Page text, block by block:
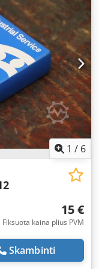
1 / 6
15 €
Fiksuota kaina plius PVM
Skambinti